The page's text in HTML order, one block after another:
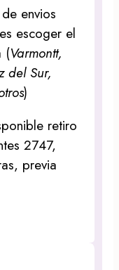
envios
escoger el
(Varmontt,
del Sur,
)
retiro
2747,
previa